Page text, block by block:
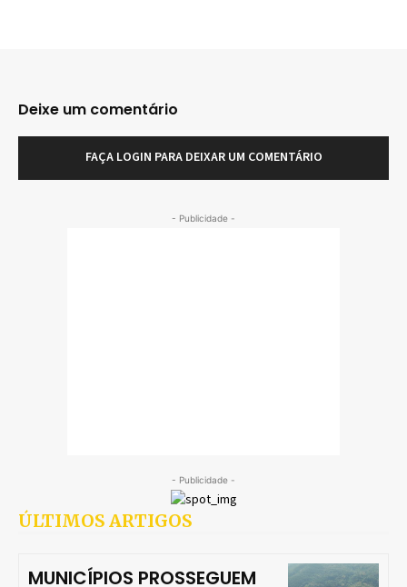
Deixe um comentário
FAÇA LOGIN PARA DEIXAR UM COMENTÁRIO
- Publicidade -
- Publicidade -
ÚLTIMOS ARTIGOS
MUNICÍPIOS PROSSEGUEM